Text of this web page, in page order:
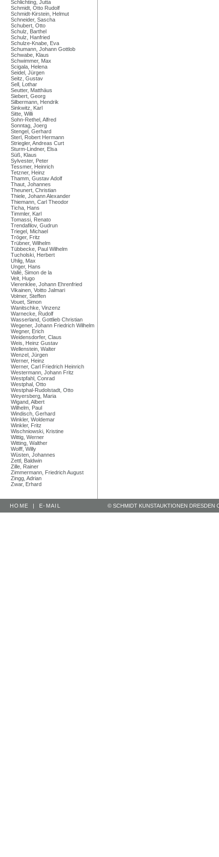
Schlichting, Jutta
Schmidt, Otto Rudolf
Schmidt-Kirstein, Helmut
Schneider, Sascha
Schubert, Otto
Schulz, Barthel
Schulz, Hanfried
Schulze-Knabe, Eva
Schumann, Johann Gottlob
Schwabe, Klaus
Schwimmer, Max
Scigala, Helena
Seidel, Jürgen
Seitz, Gustav
Sell, Lothar
Seutter, Matthäus
Siebert, Georg
Silbermann, Hendrik
Sinkwitz, Karl
Sitte, Willi
Sohn-Rethel, Alfred
Sonntag, Joerg
Stengel, Gerhard
Sterl, Robert Hermann
Striegler, Andreas Curt
Sturm-Lindner, Elsa
Süß, Klaus
Sylvester, Peter
Tessmer, Heinrich
Tetzner, Heinz
Thamm, Gustav Adolf
Thaut, Johannes
Theunert, Christian
Thiele, Johann Alexander
Thiemann, Carl Theodor
Ticha, Hans
Timmler, Karl
Tomassi, Renato
Trendafilov, Gudrun
Triegel, Michael
Tröger, Fritz
Trübner, Wilhelm
Tübbecke, Paul Wilhelm
Tucholski, Herbert
Uhlig, Max
Unger, Hans
Vallé, Simon de la
Veit, Hugo
Vierenklee, Johann Ehrenfried
Vikainen, Voitto Jalmari
Volmer, Steffen
Vouet, Simon
Wanitschke, Vinzenz
Warnecke, Rudolf
Wasserland, Gottlieb Christian
Wegener, Johann Friedrich Wilhelm
Wegner, Erich
Weidensdorfer, Claus
Weis, Heinz Gustav
Wellenstein, Walter
Wenzel, Jürgen
Werner, Heinz
Werner, Carl Friedrich Heinrich
Westermann, Johann Fritz
Westpfahl, Conrad
Westphal, Otto
Westphal-Rudolstadt, Otto
Weyersberg, Maria
Wigand, Albert
Wilhelm, Paul
Windisch, Gerhard
Winkler, Woldemar
Winkler, Fritz
Wischniowski, Kristine
Wittig, Werner
Witting, Walther
Wolff, Willy
Wüsten, Johannes
Zettl, Baldwin
Zille, Rainer
Zimmermann, Friedrich August
Zingg, Adrian
Zwar, Erhard
HOME | E-MAIL © SCHMIDT KUNSTAUKTIONEN DRESDEN